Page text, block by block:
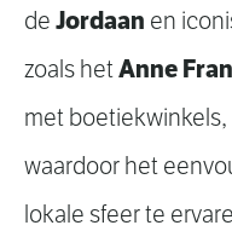
de Jordaan en
zoals hetAnne
met
waardoor het
lokale sfeer te